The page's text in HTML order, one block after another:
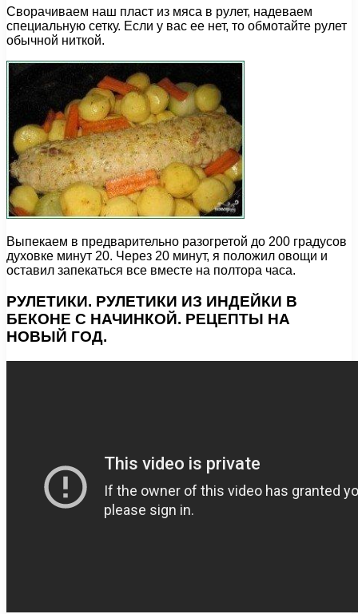
Сворачиваем наш пласт из мяса в рулет, надеваем
специальную сетку. Если у вас ее нет, то обмотайте рулет
обычной ниткой.
Выпекаем в предварительно разогретой до 200 градусов
духовке минут 20. Через 20 минут, я положил овощи и
оставил запекаться все вместе на полтора часа.
РУЛЕТИКИ. РУЛЕТИКИ ИЗ ИНДЕЙКИ В
БЕКОНЕ С НАЧИНКОЙ. РЕЦЕПТЫ НА
НОВЫЙ ГОД.